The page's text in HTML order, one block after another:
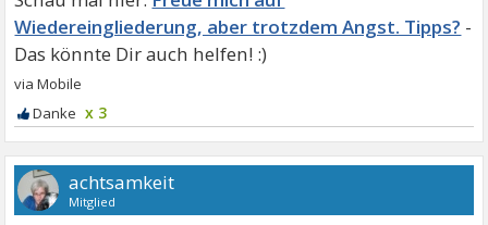
Wiedereingliederung, aber trotzdem Angst. Tipps?
x 3
achtsamkeit
Mitglied